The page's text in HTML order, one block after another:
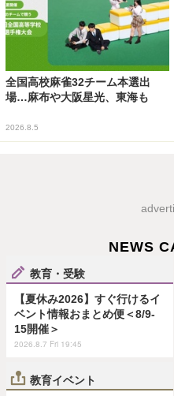
全国高校麻雀32チーム本選出
場…麻布や大阪星光、東海も
2026.8.5
NEWS
教育・受験
【夏休み2026】すぐ行けるイ
ベント情報おまとめ便＜8/9-
15開催＞
2026.8.7 Fri 19:45
教育イベント